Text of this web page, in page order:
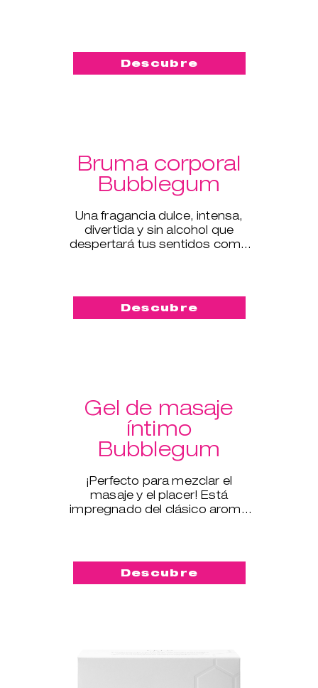
Descubre
Bruma corporal
Bubblegum
Una fragancia dulce, intensa,
divertida y sin alcohol que
despertará tus sentidos como
Descubre
Gel de masaje
íntimo
Bubblegum
¡Perfecto para mezclar el
masaje y el placer! Está
impregnado del clásico aroma
Descubre